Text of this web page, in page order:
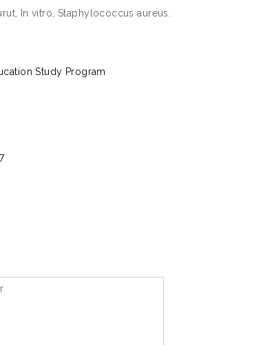
In vitro, Staphylococcus aureus.
Study Program